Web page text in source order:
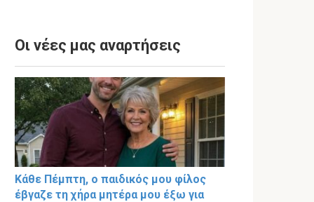
Οι νέες μας αναρτήσεις
Κάθε Πέμπτη, ο παιδικός μου φίλος
έβγαζε τη χήρα μητέρα μου έξω για